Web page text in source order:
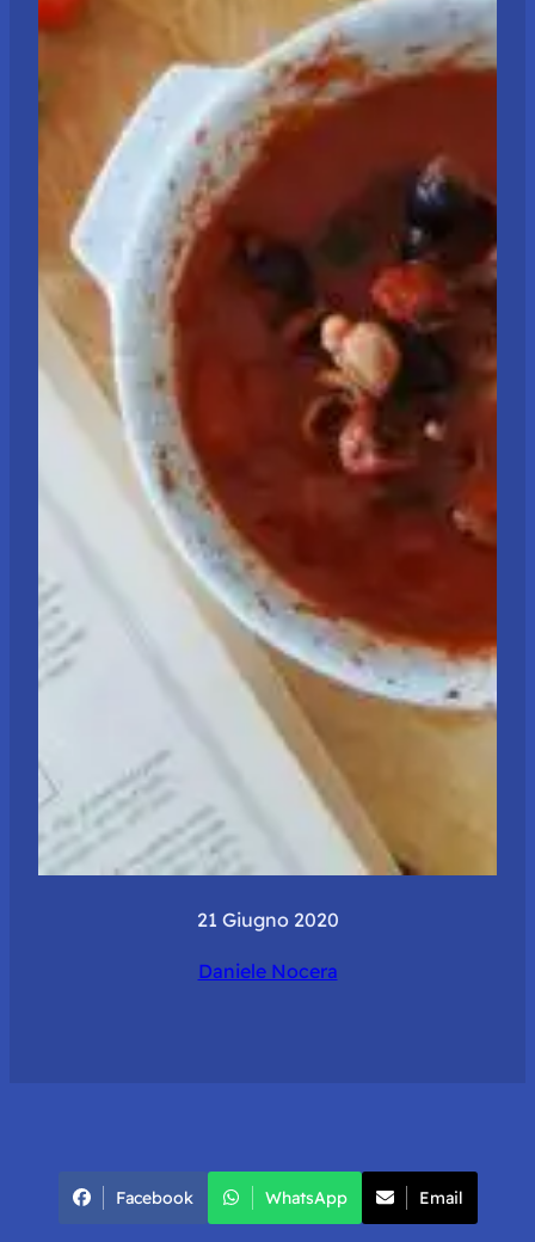
21 Giugno 2020
Daniele Nocera
Facebook WhatsApp Email